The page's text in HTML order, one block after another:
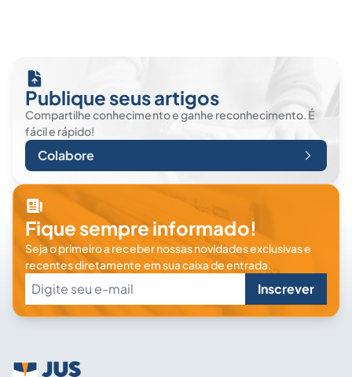
Publique seus artigos
Compartilhe conhecimento e ganhe reconhecimento. É
fácil e rápido!
Colabore
Fique sempre informado!
Seja o primeiro a receber nossas novidades exclusivas e
recentes diretamente em sua caixa de entrada.
Inscrever